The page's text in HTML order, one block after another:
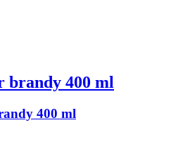
brandy 400 ml
400 ml